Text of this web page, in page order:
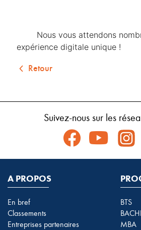
expérience digitale unique !
Retour
Suivez-nous sur les
A PROPOS
En bref
Classements
Entreprises partenaires
BTS
MBA